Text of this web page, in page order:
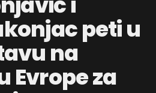
peti u
na
Evrope za